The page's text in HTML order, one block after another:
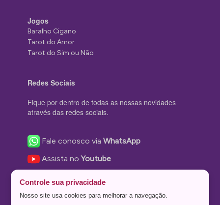
Jogos
Baralho Cigano
Tarot do Amor
Tarot do Sim ou Não
Redes Sociais
Fique por dentro de todas as nossas novidades
através das redes sociais.
Fale conosco viaWhatsApp
Assista noYoutube
Nos siga no Instagram
Controle sua privacidade
Nosso site usa cookies para melhorar a navegação.